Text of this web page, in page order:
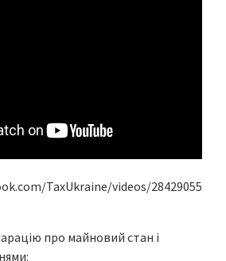
TaxUkraine/videos/28429055
про майновий стан і